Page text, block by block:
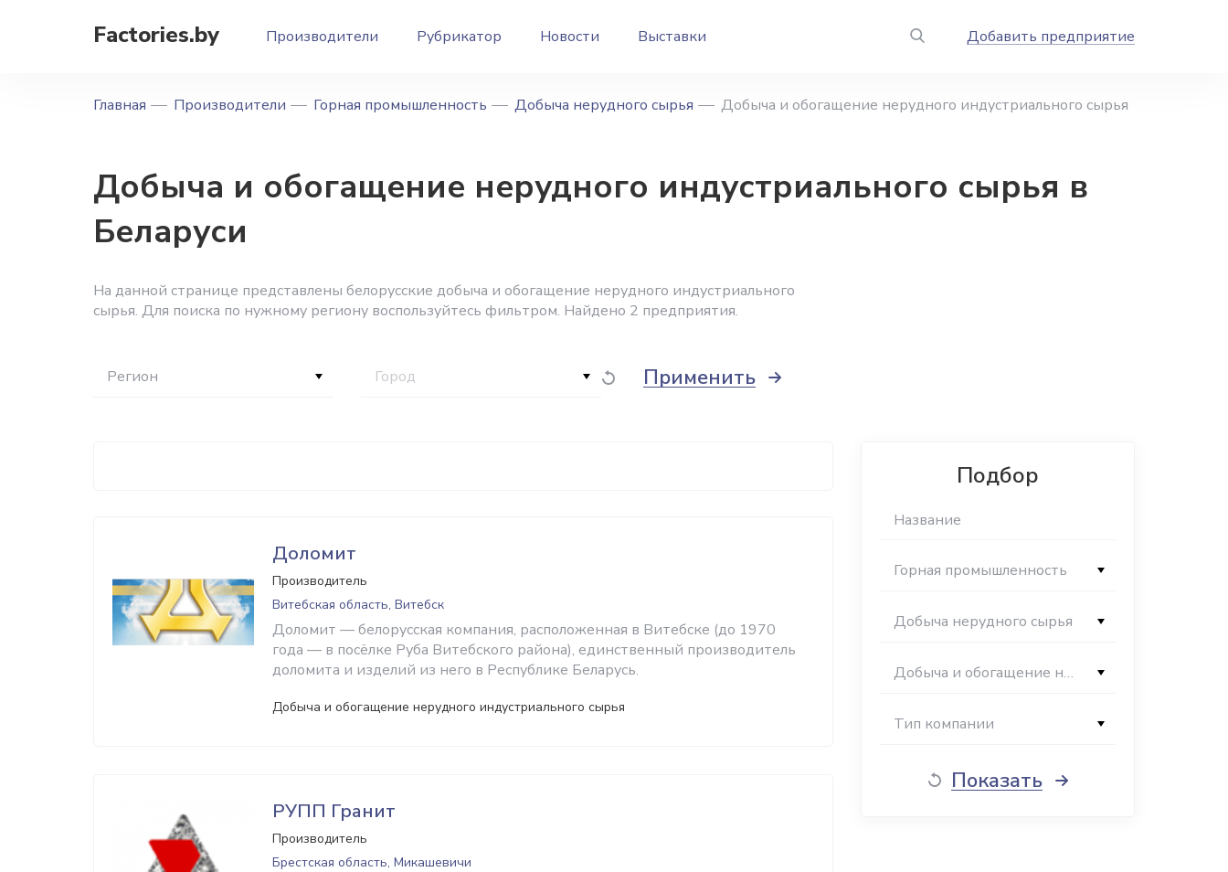
Factories.by Производители Рубрикатор Новости Выставки Добавить предприятие
Главная Производители Горная промышленность Добыча нерудного сырья Добыча и обогащение нерудного индустриального сырья
Добыча и обогащение нерудного индустриального сырья в
Беларуси
На данной странице представлены белорусские добыча и обогащение нерудного индустриального
сырья. Для поиска по нужному региону воспользуйтесь фильтром. Найдено 2 предприятия.
Регион Город Применить
Доломит
Производитель
Витебская область, Витебск
Доломит — белорусская компания, расположенная в Витебске (до 1970
года — в посёлке Руба Витебского района), единственный производитель
доломита и изделий из него в Республике Беларусь.
Добыча и обогащение нерудного индустриального сырья
РУПП Гранит
Производитель
Брестская область, Микашевичи
Подбор
Горная промышленность
Добыча нерудного сырья
Добыча и обогащение нерудного индустриального сырья
Тип компании
Показать